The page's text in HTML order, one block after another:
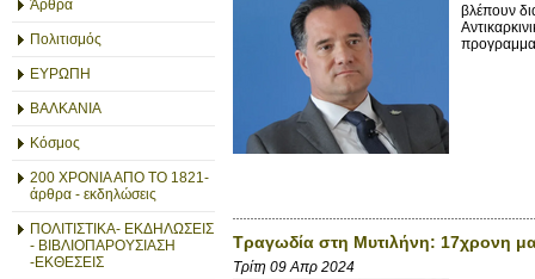
Άρθρα
Πολιτισμός
ΕΥΡΩΠΗ
ΒΑΛΚΑΝΙΑ
Κόσμος
200 ΧΡΟΝΙΑ ΑΠΟ ΤΟ 1821-
άρθρα - εκδηλώσεις
ΠΟΛΙΤΙΣΤΙΚΑ- ΕΚΔΗΛΩΣΕΙΣ
- ΒΙΒΛΙΟΠΑΡΟΥΣΙΑΣΗ
-ΕΚΘΕΣΕΙΣ
βλέπουν
Tραγωδία στη Μυτιλήνη: 17χρονη
Τρίτη 09 Απρ 2024